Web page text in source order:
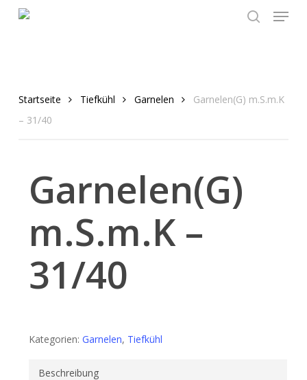
Menu
Startseite Tiefkühl Garnelen
Garnelen(G) m.S.m.K
– 31/40
Garnelen(G)
m.S.m.K –
31/40
Kategorien: Garnelen, Tiefkühl
Beschreibung